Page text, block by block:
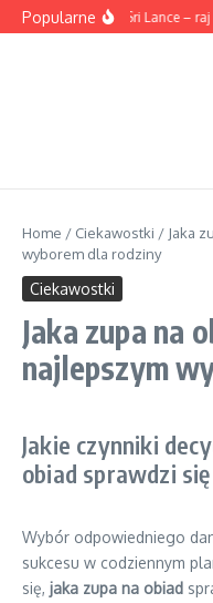
Przejdź do treści
PopularneSurfing na Sri Lance – raj
Home / Ciekawostki / Jaka
wyborem dla rodziny
Ciekawostki
Jaka zupa na
najlepszym
Jakie czynniki
obiad sprawdzi
Wybór odpowiedniego
sukcesu w codziennym
się, jaka zupa na obiad